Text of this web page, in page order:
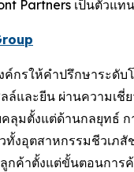
Partners เป็นตัวแ
ค์กรให้คำปรึกษาระดับ
และยีน ผ่านความเ
มตั้งแต่ด้านกลยุทธ์
งอุตสาหกรรมชีวเภ
ค้าตั้งแต่ขั้นตอนการ